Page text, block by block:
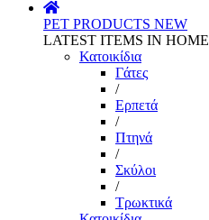
PET PRODUCTS NEW
LATEST ITEMS IN HOME
Κατοικίδια
Γάτες
/
Ερπετά
/
Πτηνά
/
Σκύλοι
/
Τρωκτικά